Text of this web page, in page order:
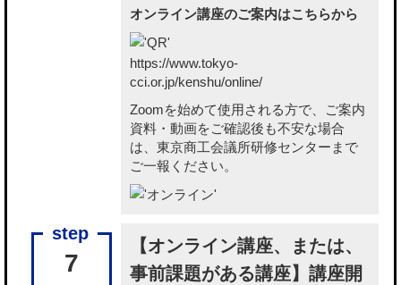
オンライン講座のご案内はこちらから
https://www.tokyo-
cci.or.jp/kenshu/online/
Zoomを始めて使用される方で、ご案内
資料・動画をご確認後も不安な場合
は、東京商工会議所研修センターまで
ご一報ください。
7
【オンライン講座、または、
事前課題がある講座】講座開